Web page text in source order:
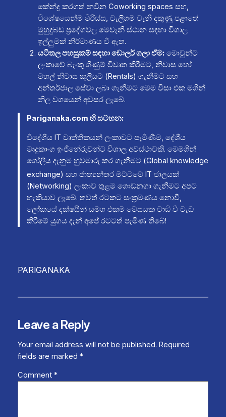
කේන්ද්‍ර කරගත් නවීන Coworking spaces සහ,
විශේෂයෙන්ම මිරිස්ස, වැලිගම වැනි දකුණු පළාතේ
මුහුදුබඩ ප්‍රදේශවල මෙවැනි ස්ථාන සඳහා විශාල
ඉල්ලුමක් නිර්මාණය වී ඇත.
යටිතල පහසුකම් සඳහා ඩොලර් ගලා ඒම:මොවුන්ට
ලංකාවේ බැංකු ගිණුම් විවෘත කිරීමට, නිවාස හෝ
මහල් නිවාස කුලියට (Rentals) ගැනීමට සහ
අන්තර්ජාල සේවා ලබා ගැනීමට මෙම වීසා එක මගින්
නිල වශයෙන් අවසර ලැබේ.
Pariganaka.com හි සටහන:
විදේශීය IT වෘත්තිකයන් ලංකාවට පැමිණීම, දේශීය
මෘදුකාංග ඉංජිනේරුවන්ට විශාල අවස්ථාවකි. මෙමගින්
ගෝලීය දැනුම හුවමාරු කර ගැනීමට (Global knowledge
exchange) සහ ජාත්‍යන්තර මට්ටමේ IT ජාලයක්
(Networking) ලංකාව තුළම ගොඩනගා ගැනීමට අපට
හැකියාව ලැබේ. තවත් රටකට සංක්‍රමණය නොවී,
ලෝකයේ දක්ෂයින් සමග එකම මේසයක වාඩි වී වැඩ
කිරීමේ යුගය දැන් අපේ රටටත් පැමිණ තිබේ!
PARIGANAKA
Leave a Reply
Your email address will not be published. Required
fields are marked *
Comment *